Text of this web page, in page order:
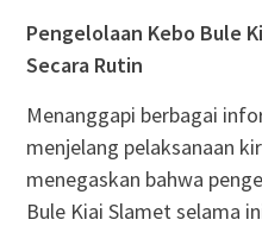
Pengelolaan Kebo Bule
Secara Rutin
Menanggapi berbagai
menjelang pelaksanaan
menegaskan bahwa
Bule Kiai Slamet selama